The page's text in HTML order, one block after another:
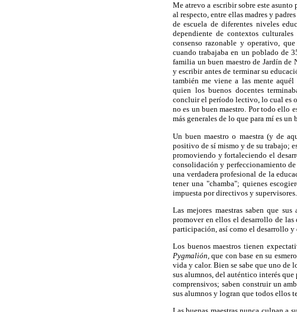
Me atrevo a escribir sobre este asunto
al respecto, entre ellas madres y
de escuela de diferentes niveles
dependiente de contextos
consenso razonable y operativo,
cuando trabajaba en un poblado de
familia un buen maestro de Jardín de
y escribir antes de terminar su
también me viene a las mente
quien los buenos docentes
concluir el período lectivo, lo cual es
no es un buen maestro. Por todo ello
más generales de lo que para mí es
Un buen maestro o maestra (y de
positivo de sí mismo y de su trabajo;
promoviendo y fortaleciendo el
consolidación y perfeccionamiento de
una verdadera profesional de la
tener una "chamba"; quienes
impuesta por directivos y supervisores.
Las mejores maestras saben que
promover en ellos el desarrollo de
participación, así como el desarrollo
Los buenos maestros tienen
Pygmalión, que con base en su
vida y calor. Bien se sabe que uno de
sus alumnos, del auténtico interés
comprensivos; saben construir un
sus alumnos y logran que todos ellos